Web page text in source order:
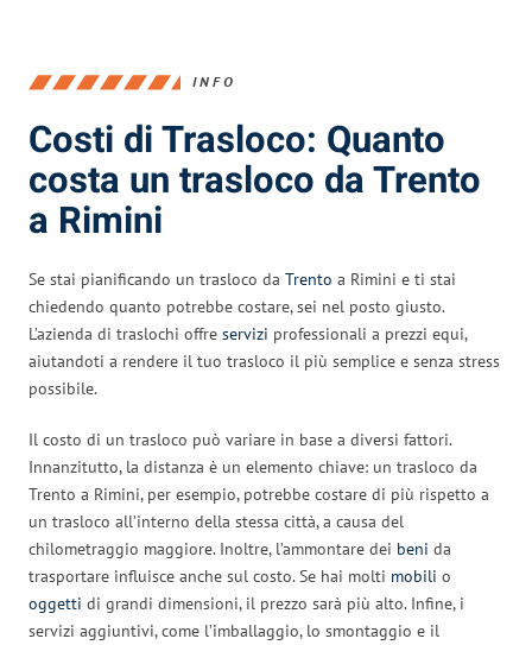
INFO
Costi di Trasloco: Quanto
costa un trasloco da Trento
a Rimini
Se stai pianificando un trasloco da Trento a Rimini e ti stai
chiedendo quanto potrebbe costare, sei nel posto giusto.
L’azienda di traslochi offre servizi professionali a prezzi equi,
aiutandoti a rendere il tuo trasloco il più semplice e senza stress
possibile.
Il costo di un trasloco può variare in base a diversi fattori.
Innanzitutto, la distanza è un elemento chiave: un trasloco da
Trento a Rimini, per esempio, potrebbe costare di più rispetto a
un trasloco all’interno della stessa città, a causa del
chilometraggio maggiore. Inoltre, l’ammontare dei beni da
trasportare influisce anche sul costo. Se hai molti mobili o
oggetti di grandi dimensioni, il prezzo sarà più alto. Infine, i
servizi aggiuntivi, come l’imballaggio, lo smontaggio e il